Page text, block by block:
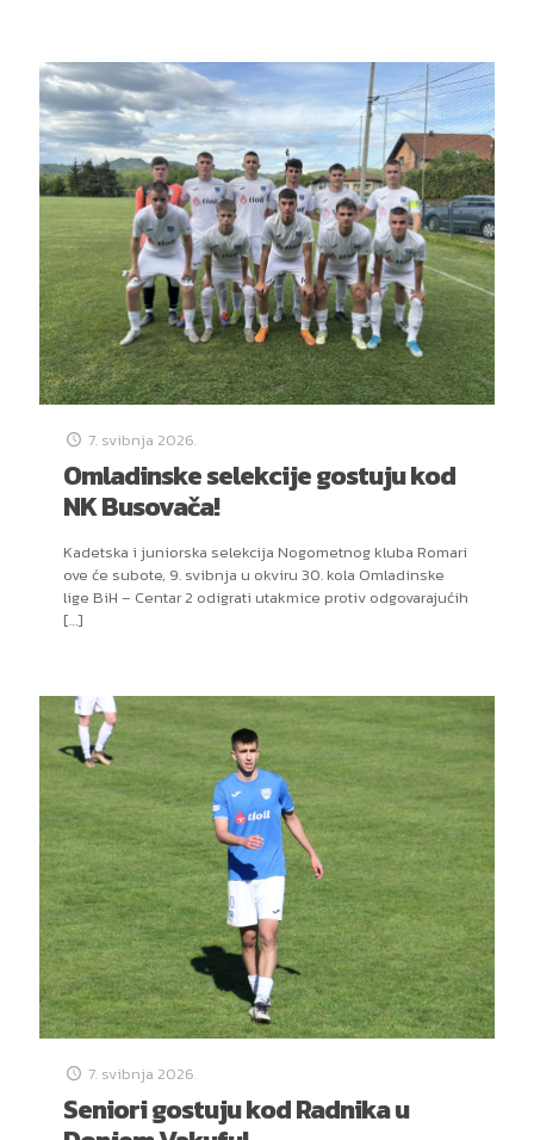
7. svibnja 2026.
Omladinske selekcije gostuju kod
NK Busovača!
Kadetska i juniorska selekcija Nogometnog kluba Romari
ove će subote, 9. svibnja u okviru 30. kola Omladinske
lige BiH – Centar 2 odigrati utakmice protiv odgovarajućih
[…]
7. svibnja 2026.
Seniori gostuju kod Radnika u